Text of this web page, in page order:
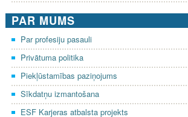
PAR MUMS
Par profesiju pasauli
Privātuma politika
Piekļūstamības paziņojums
Sīkdatņu izmantošana
ESF Karjeras atbalsta projekts